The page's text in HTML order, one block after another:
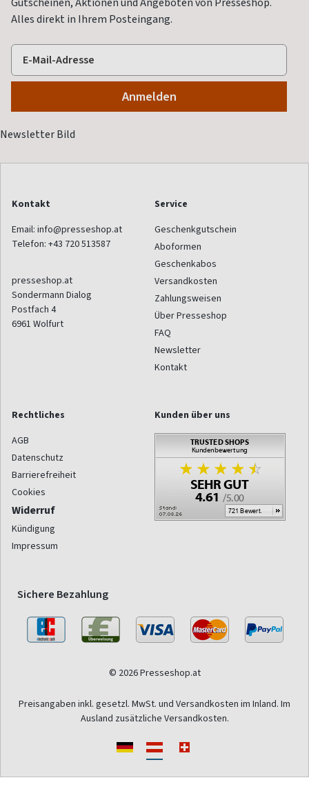
Alles direkt in Ihrem Posteingang.
Kontakt
Email: info@presseshop.at
Telefon: +43 720 513587
presseshop.at
Sondermann Dialog
Postfach 4
6961 Wolfurt
Service
Geschenkgutschein
Aboformen
Geschenkabos
Versandkosten
Zahlungsweisen
Über Presseshop
FAQ
Newsletter
Kontakt
Rechtliches
AGB
Datenschutz
Barrierefreiheit
Cookies
Widerruf
Kündigung
Impressum
Kunden über uns
Sichere Bezahlung
© 2026 Presseshop.at
Preisangaben inkl. gesetzl. MwSt. und Versandkosten im Inland. Im
Ausland zusätzliche Versandkosten.